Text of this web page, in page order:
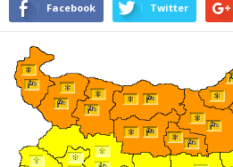
Facebook Twitter